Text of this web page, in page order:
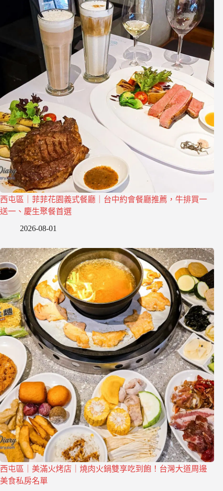
西屯區｜菲菲花園義式餐廳｜台中約會餐廳推薦，牛排買一
送一、慶生聚餐首選
2026-08-01
西屯區｜美滿火烤店｜燒肉火鍋雙享吃到飽！台灣大道周邊
美食私房名單